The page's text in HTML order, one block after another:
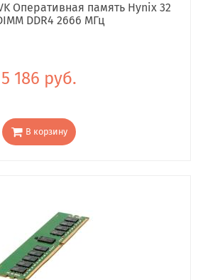
Оперативная память Hynix 32
DDR4 2666 МГц
5 186 руб.
В корзину